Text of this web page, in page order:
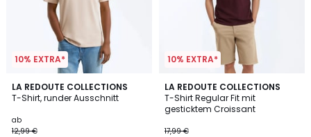
10% EXTRA*
LA REDOUTE COLLECTIONS
T-Shirt, runder Ausschnitt
ab
12,99 €
4,8
/ 5
10
Farben
10% EXTRA*
LA REDOUTE COLLECTIONS
T-Shirt Regular Fit mit
gesticktem Croissant
17,99 €
5
/
5